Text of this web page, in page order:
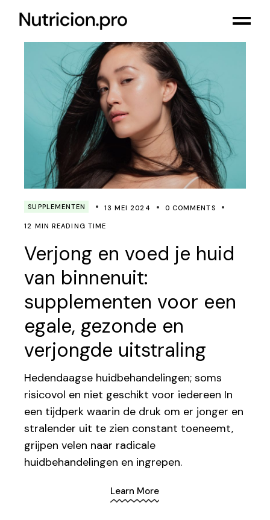
SUPPLEMENTEN 13 MEI 2024 0 COMMENTS
12 MIN READING TIME
Verjong en voed je huid
van binnenuit:
supplementen voor een
egale, gezonde en
verjongde uitstraling
Hedendaagse huidbehandelingen; soms
risicovol en niet geschikt voor iedereen In
een tijdperk waarin de druk om er jonger en
stralender uit te zien constant toeneemt,
grijpen velen naar radicale
huidbehandelingen en ingrepen.
Learn More